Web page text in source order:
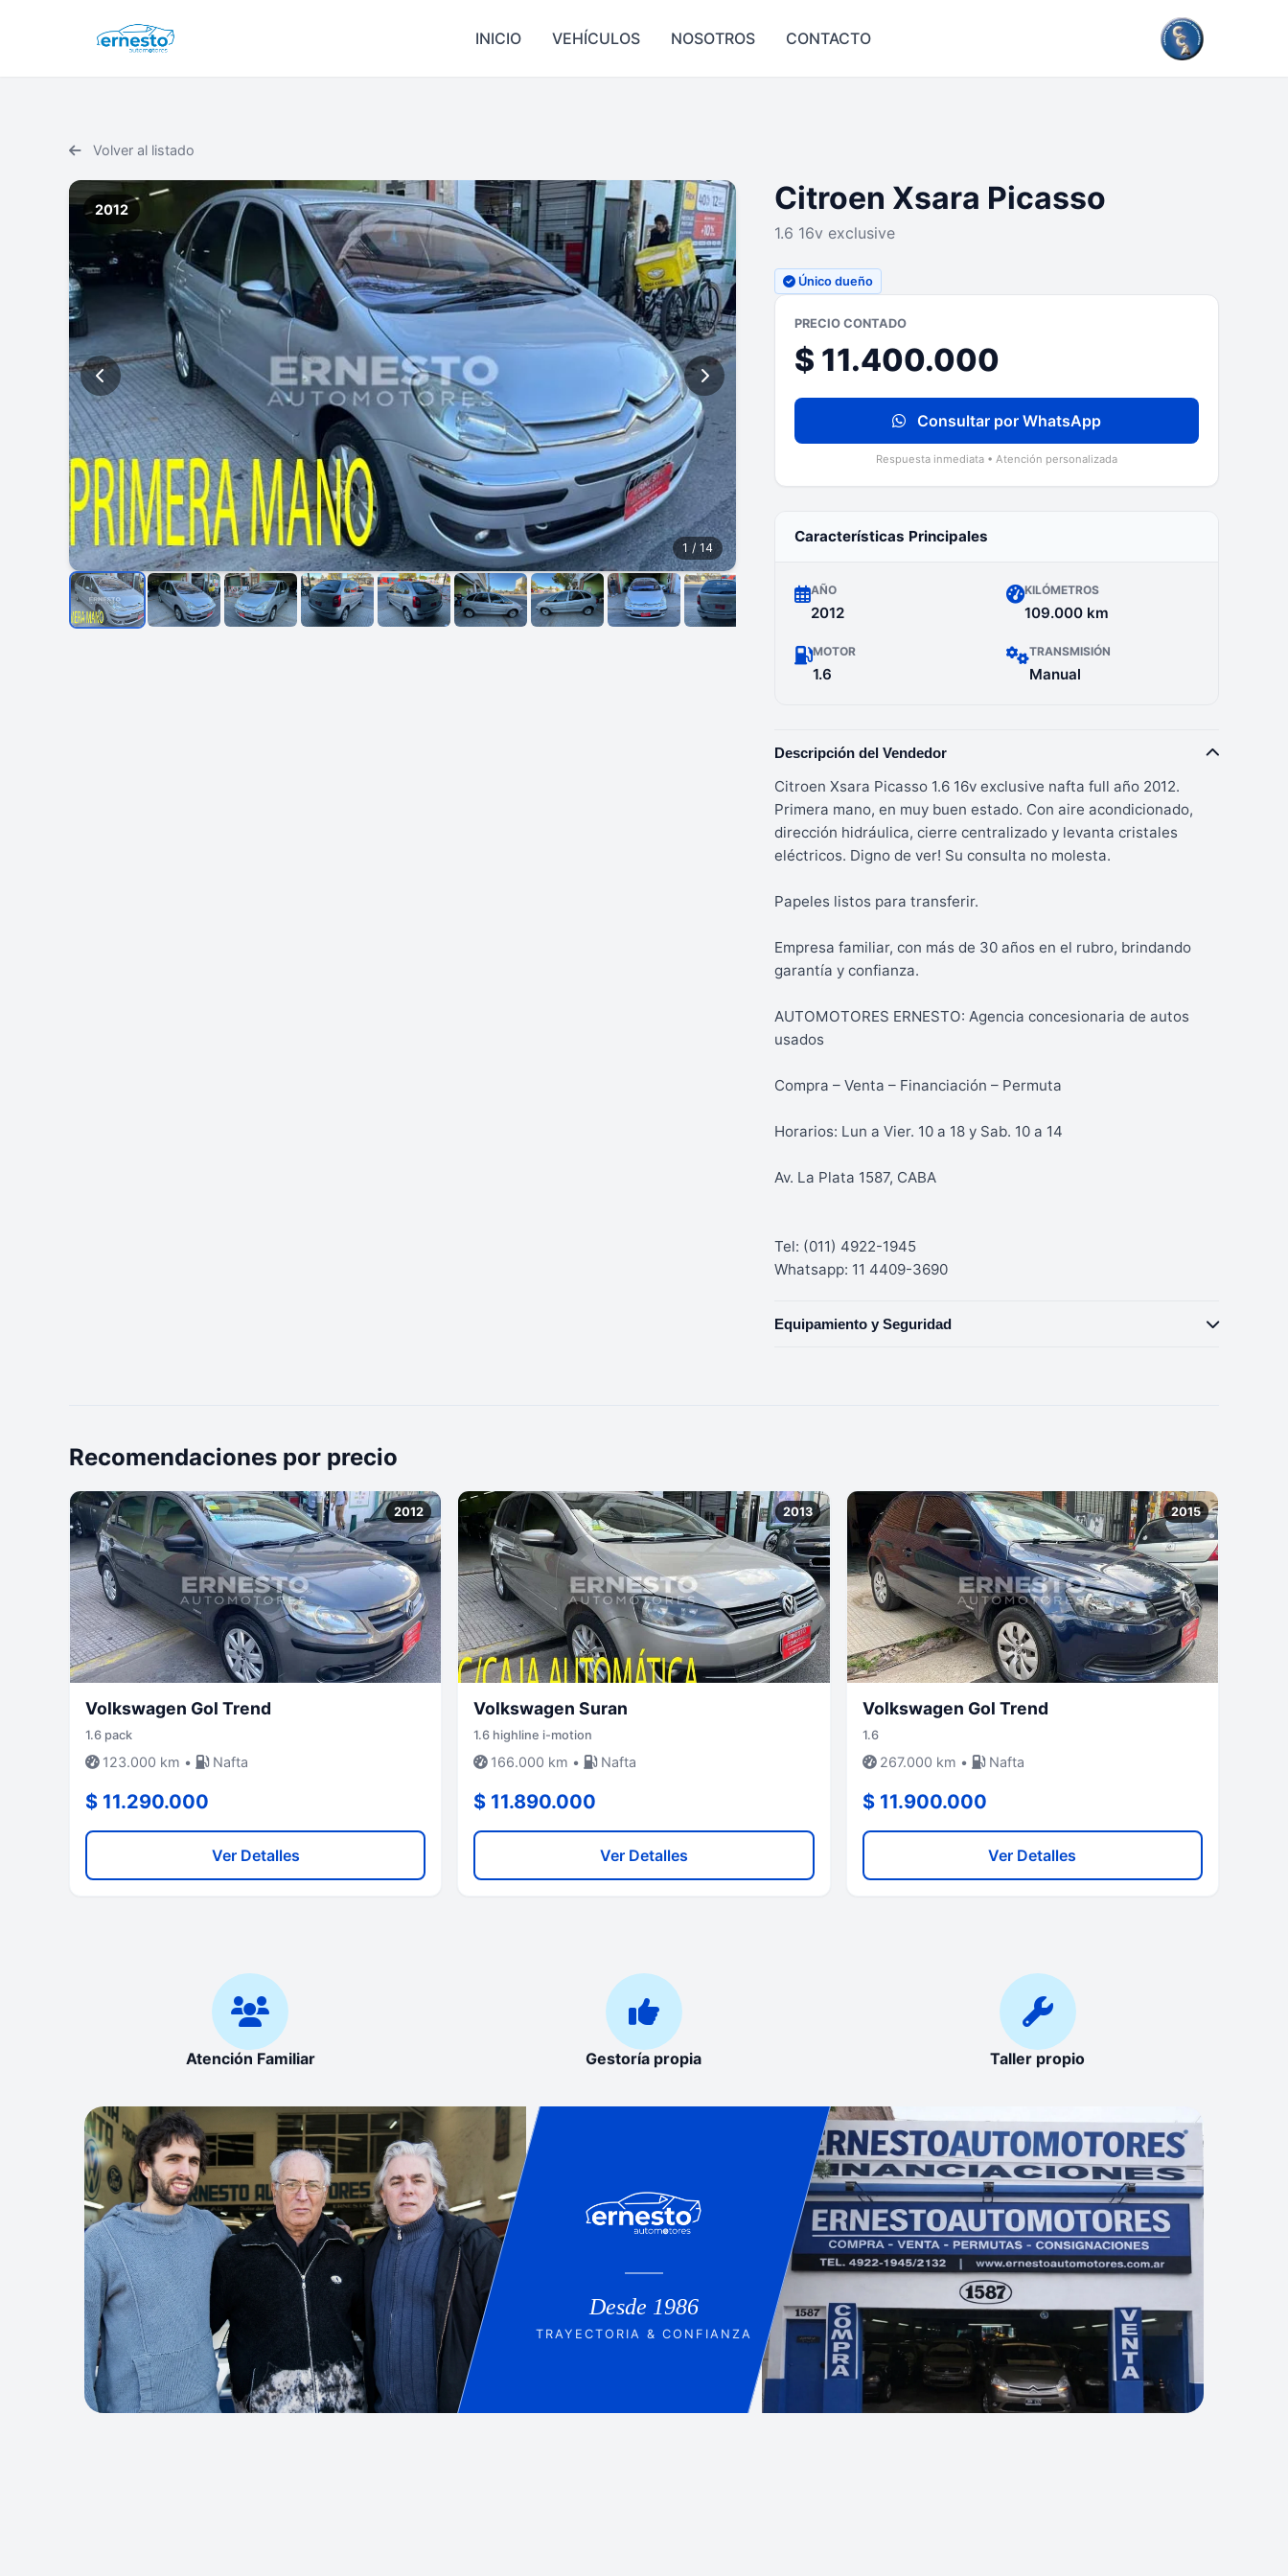
INICIO VEHÍCULOS NOSOTROS CONTACTO
Volver al listado
1 / 14
2012 Citroen Xsara Picasso
1.6 16v exclusive
Único dueño
PRECIO CONTADO
$ 11.400.000
Consultar por WhatsApp
Respuesta inmediata • Atención personalizada
Características Principales
AÑO
2012
KILÓMETROS
109.000 km
MOTOR
1.6
TRANSMISIÓN
Manual
Descripción del Vendedor
Citroen Xsara Picasso 1.6 16v exclusive nafta full año 2012.
Primera mano, en muy buen estado. Con aire acondicionado,
dirección hidráulica, cierre centralizado y levanta cristales
eléctricos. Digno de ver! Su consulta no molesta.
Papeles listos para transferir.
Empresa familiar, con más de 30 años en el rubro, brindando
garantía y confianza.
AUTOMOTORES ERNESTO: Agencia concesionaria de autos
usados
Compra – Venta – Financiación – Permuta
Horarios: Lun a Vier. 10 a 18 y Sab. 10 a 14
Av. La Plata 1587, CABA
Tel: (011) 4922-1945
Whatsapp: 11 4409-3690
Equipamiento y Seguridad
Recomendaciones por precio
2012
Volkswagen Gol Trend
1.6 pack
123.000 km • Nafta
$ 11.290.000
Ver Detalles
2013
Volkswagen Suran
1.6 highline i-motion
166.000 km • Nafta
$ 11.890.000
Ver Detalles
2015
Volkswagen Gol Trend
1.6
267.000 km • Nafta
$ 11.900.000
Ver Detalles
Atención Familiar Gestoría propia Taller propio
Desde 1986
TRAYECTORIA & CONFIANZA